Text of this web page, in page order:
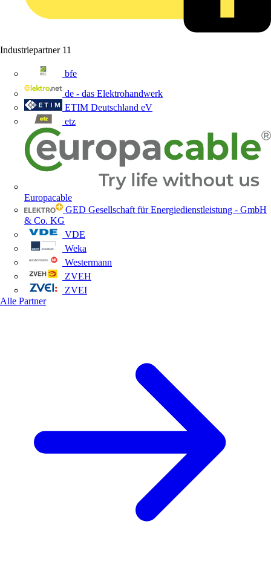
Industriepartner 11
bfe
de - das Elektrohandwerk
ETIM Deutschland eV
etz
Europacable
GED Gesellschaft für Energiedienstleistung - GmbH
& Co. KG
VDE
Weka
Westermann
ZVEH
ZVEI
Alle Partner